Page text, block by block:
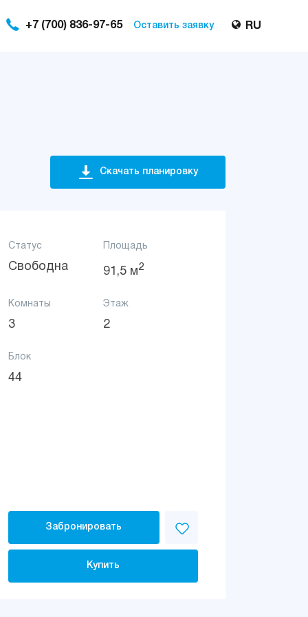
+7 (700) 836-97-65 Оставить заявку RU
Cкачать планировку
Статус
Свободна
Площадь
91,5 м2
Комнаты
3
Этаж
2
Блок
44
Забронировать
Купить